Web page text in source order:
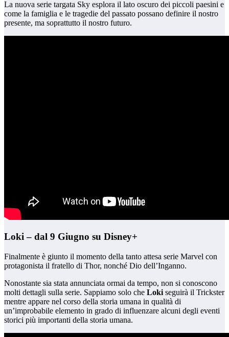
La nuova serie targata Sky esplora il lato oscuro dei piccoli paesini e
come la famiglia e le tragedie del passato possano definire il nostro
presente, ma soprattutto il nostro futuro.
Loki – dal 9 Giugno su Disney+
Finalmente è giunto il momento della tanto attesa serie Marvel con
protagonista il fratello di Thor, nonché Dio dell’Inganno.
Nonostante sia stata annunciata ormai da tempo, non si conoscono
molti dettagli sulla serie. Sappiamo solo che Loki seguirà il Trickster
mentre appare nel corso della storia umana in qualità di
un’improbabile elemento in grado di influenzare alcuni degli eventi
storici più importanti della storia umana.